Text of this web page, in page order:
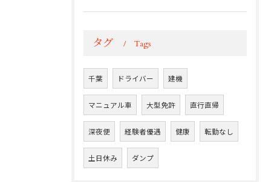
タグ Tags
千葉 ドライバー 建機
マニュアル車 大型免許 直行直帰
深夜便 経験者優遇 健康 転勤なし
土日休み ダンプ